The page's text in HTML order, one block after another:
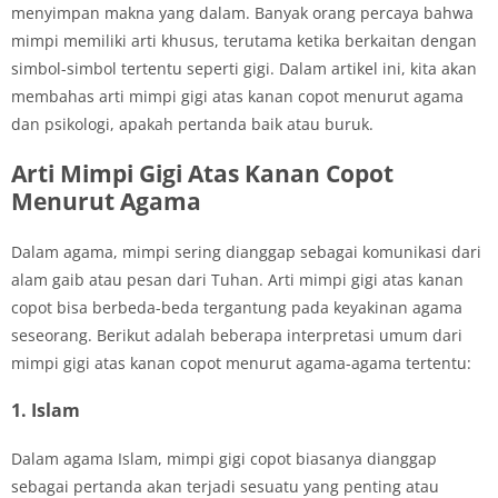
menyimpan makna yang dalam. Banyak orang percaya bahwa
mimpi memiliki arti khusus, terutama ketika berkaitan dengan
simbol-simbol tertentu seperti gigi. Dalam artikel ini, kita akan
membahas arti mimpi gigi atas kanan copot menurut agama
dan psikologi, apakah pertanda baik atau buruk.
Arti Mimpi Gigi Atas Kanan Copot
Menurut Agama
Dalam agama, mimpi sering dianggap sebagai komunikasi dari
alam gaib atau pesan dari Tuhan. Arti mimpi gigi atas kanan
copot bisa berbeda-beda tergantung pada keyakinan agama
seseorang. Berikut adalah beberapa interpretasi umum dari
mimpi gigi atas kanan copot menurut agama-agama tertentu:
1. Islam
Dalam agama Islam, mimpi gigi copot biasanya dianggap
sebagai pertanda akan terjadi sesuatu yang penting atau